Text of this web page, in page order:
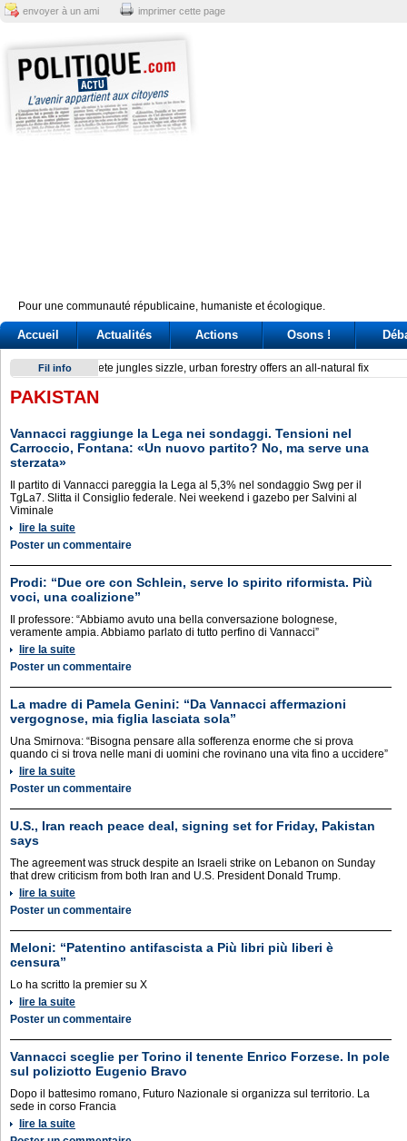
envoyer à un ami imprimer cette page
Pour une communauté républicaine, humaniste et écologique.
Accueil Actualités Actions Osons !
Fil info Reactor at Kansai Electric’s Oi plant stops after alarm
PAKISTAN
Vannacci raggiunge la Lega nei sondaggi. Tensioni nel
Carroccio, Fontana: «Un nuovo partito? No, ma serve una
sterzata»
Il partito di Vannacci pareggia la Lega al 5,3% nel sondaggio Swg per il
TgLa7. Slitta il Consiglio federale. Nei weekend i gazebo per Salvini al
Viminale
lire la suite
Poster un commentaire
Prodi: “Due ore con Schlein, serve lo spirito riformista. Più
voci, una coalizione”
Il professore: “Abbiamo avuto una bella conversazione bolognese,
veramente ampia. Abbiamo parlato di tutto perfino di Vannacci”
lire la suite
Poster un commentaire
La madre di Pamela Genini: “Da Vannacci affermazioni
vergognose, mia figlia lasciata sola”
Una Smirnova: “Bisogna pensare alla sofferenza enorme che si prova
quando ci si trova nelle mani di uomini che rovinano una vita fino a uccidere”
lire la suite
Poster un commentaire
U.S., Iran reach peace deal, signing set for Friday, Pakistan
says
The agreement was struck despite an Israeli strike on Lebanon on Sunday
that drew criticism from both Iran and U.S. President Donald Trump.
lire la suite
Poster un commentaire
Meloni: “Patentino antifascista a Più libri più liberi è
censura”
Lo ha scritto la premier su X
lire la suite
Poster un commentaire
Vannacci sceglie per Torino il tenente Enrico Forzese. In pole
sul poliziotto Eugenio Bravo
Dopo il battesimo romano, Futuro Nazionale si organizza sul territorio. La
sede in corso Francia
lire la suite